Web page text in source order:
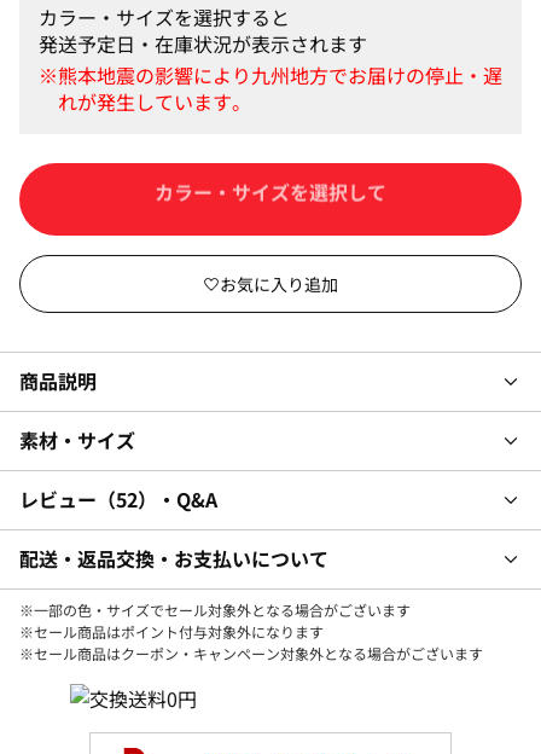
カラー・サイズを選択すると
発送予定日・在庫状況が表示されます
カートに入れる
商品説明
素材・サイズ
レビュー 52 ・Q&A
配送・返品交換・お支払いについて
※一部の色・サイズでセール対象外となる場合がございます
※セール商品はポイント付与対象外になります
※セール商品はクーポン・キャンペーン対象外となる場合がございます